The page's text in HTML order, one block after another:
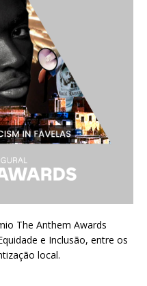
The Anthem Awards
e Inclusão, entre os
local.